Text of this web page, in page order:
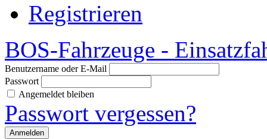
Registrieren
BOS-Fahrzeuge -
Benutzername oder E-Mail
Passwort
Angemeldet bleiben
Passwort vergessen?